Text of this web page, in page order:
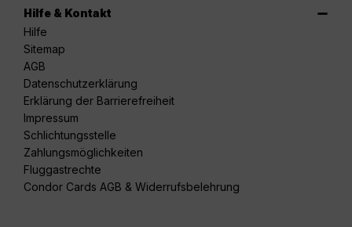
Hilfe & Kontakt
Hilfe
Sitemap
AGB
Datenschutzerklärung
Erklärung der Barrierefreiheit
Impressum
Schlichtungsstelle
Zahlungsmöglichkeiten
Fluggastrechte
Condor Cards AGB & Widerrufsbelehrung